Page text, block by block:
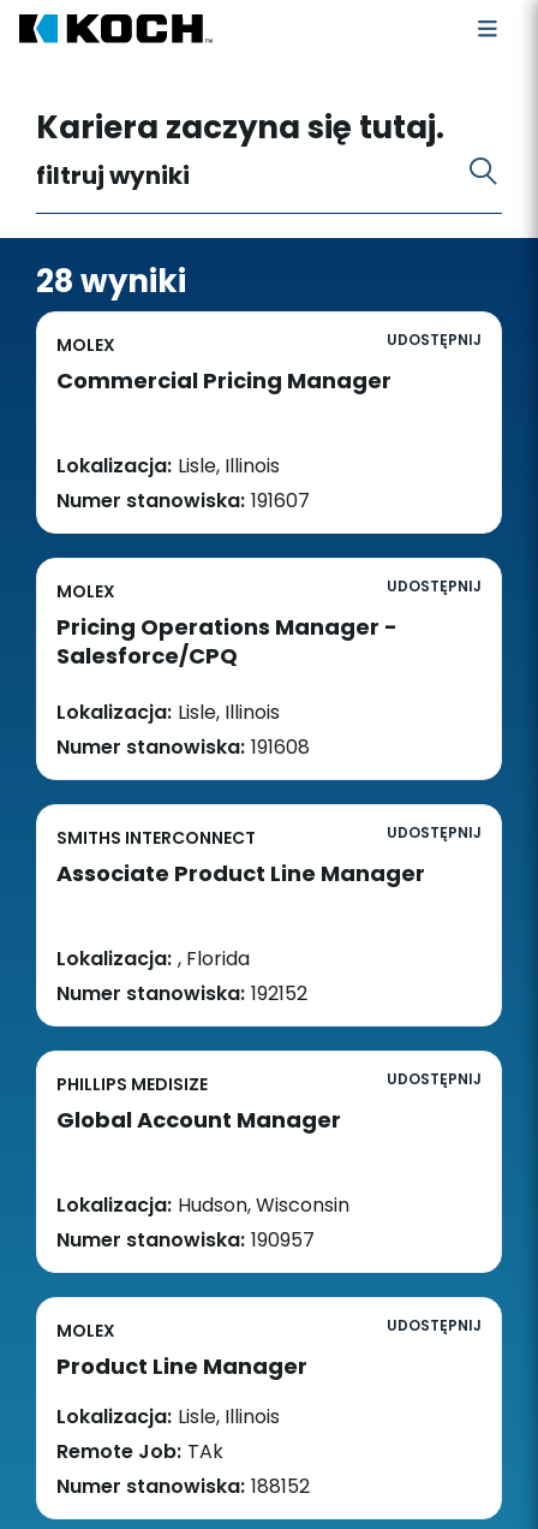
Kariera zaczyna się tutaj.
filtruj wyniki
28 wyniki
MOLEX UDOSTĘPNIJ
Commercial Pricing Manager
Lokalizacja: Lisle, Illinois
Numer stanowiska: 191607
MOLEX UDOSTĘPNIJ
Pricing Operations Manager -
Salesforce/CPQ
Lokalizacja: Lisle, Illinois
Numer stanowiska: 191608
SMITHS INTERCONNECT UDOSTĘPNIJ
Associate Product Line Manager
Lokalizacja: , Florida
Numer stanowiska: 192152
PHILLIPS MEDISIZE UDOSTĘPNIJ
Global Account Manager
Lokalizacja: Hudson, Wisconsin
Numer stanowiska: 190957
MOLEX UDOSTĘPNIJ
Product Line Manager
Lokalizacja: Lisle, Illinois
Remote Job: TAk
Numer stanowiska: 188152